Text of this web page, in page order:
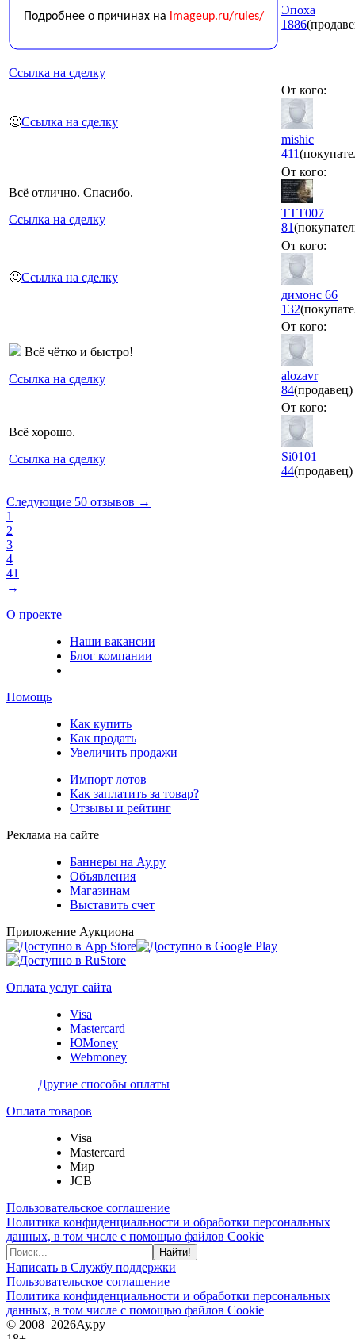
Ссылка на сделку
Эпоха
1886
🙂Ссылка на сделку
От кого:
mishic
411
Всё отлично. Спасибо.
Ссылка на сделку
От кого:
ТТТ007
81
🙂Ссылка на сделку
От кого:
димонс 66
132
Всё чётко и быстро!
Ссылка на сделку
От кого:
alozavr
84(продавец)
Всё хорошо.
Ссылка на сделку
От кого:
Si0101
44(продавец)
Следующие 50 отзывов →
1
2
3
4
41
→
О проекте
Наши вакансии
Блог компании
Помощь
Как купить
Как продать
Увеличить продажи
Импорт лотов
Как заплатить за товар?
Отзывы и рейтинг
Реклама на сайте
Баннеры на Ау.ру
Объявления
Магазинам
Выставить счет
Приложение Аукциона
Оплата услуг сайта
Visa
Mastercard
ЮMoney
Webmoney
Другие способы оплаты
Оплата товаров
Visa
Mastercard
Мир
JCB
Пользовательское соглашение
Политика конфиденциальности и обработки персональных
данных, в том числе с помощью файлов Cookie
Найти!
Написать в Службу поддержки
Пользовательское соглашение
Политика конфиденциальности и обработки персональных
данных, в том числе с помощью файлов Cookie
© 2008–2026Ау.ру